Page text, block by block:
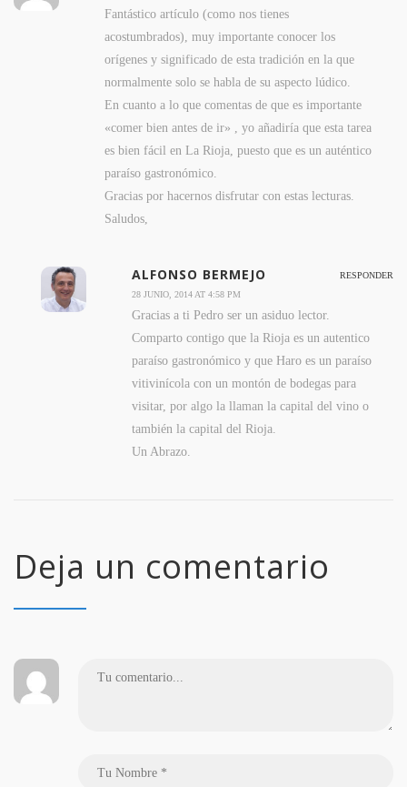
Fantástico artículo (como nos tienes
acostumbrados), muy importante conocer los
orígenes y significado de esta tradición en la que
normalmente solo se habla de su aspecto lúdico.
En cuanto a lo que comentas de que es importante
«comer bien antes de ir» , yo añadiría que esta tarea
es bien fácil en La Rioja, puesto que es un auténtico
paraíso gastronómico.
Gracias por hacernos disfrutar con estas lecturas.
Saludos,
ALFONSO BERMEJO
RESPONDER
28 JUNIO, 2014 AT 4:58 PM
Gracias a ti Pedro ser un asiduo lector.
Comparto contigo que la Rioja es un autentico
paraíso gastronómico y que Haro es un paraíso
vitivinícola con un montón de bodegas para
visitar, por algo la llaman la capital del vino o
también la capital del Rioja.
Un Abrazo.
Deja un comentario